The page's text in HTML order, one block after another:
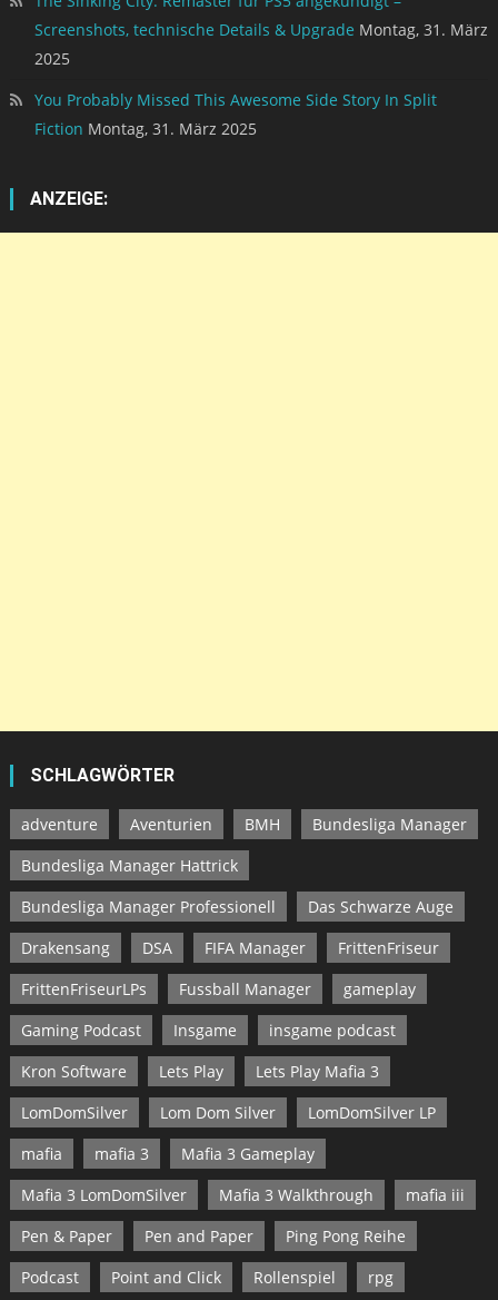
Screenshots, technische Details & Upgrade Montag, 31. März
2025
You Probably Missed This Awesome Side Story In Split
Fiction Montag, 31. März 2025
ANZEIGE:
SCHLAGWÖRTER
adventure Aventurien BMH
Bundesliga Manager
Bundesliga Manager Hattrick
Bundesliga Manager Professionell
Das Schwarze Auge
Drakensang
DSA FIFA Manager
FrittenFriseur
FrittenFriseurLPs
Fussball Manager
gameplay
Gaming Podcast
Insgame
insgame podcast
Kron Software
Lets Play
Lets Play Mafia 3
LomDomSilver
Lom Dom Silver
LomDomSilver LP
mafia
mafia 3
Mafia 3 Gameplay
Mafia 3 LomDomSilver
Mafia 3 Walkthrough
mafia iii
Pen & Paper
Pen and Paper
Ping Pong Reihe
Podcast
Point and Click Rollenspiel
rpg